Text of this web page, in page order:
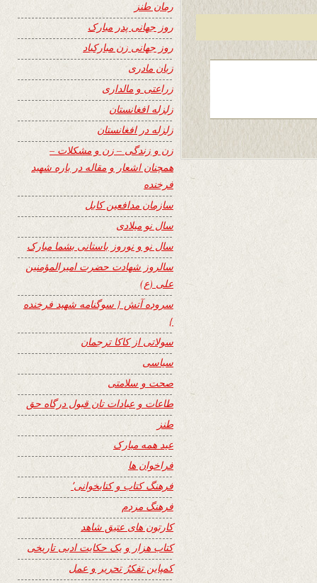
رمان طنز
روز جهانی پدر مبارک
روز جهانی زن مبارکباد
زبان مادری
زراعتی و مالداری
زلزله افغانستان
زلزله در افغانستان
زن و زندگی – زن و مشکلات –
همچنان اشعار و مقاله در باره شهید
فرخنده
سازمان مدافعین کابل
سال نو میلادی
سال نو و نوروز باستانی بشما مبارک
سالروز شهادت حضرت امیرالمؤمنین
علی (ع)
سروده آتش { سوگنامه شهید فرخنده
}
سولاتی از کاکا ترجمان
سیاسی
صحت و سلامتی
طاعات و عبادات تان قبول درگاه حق
طنز
عید همه مبارک
فراخوان ها
فرهنگ کتاب و کتابخوانی٬
فرهنگ مردم
کارتون های عتیق شاهد
کتاب هزار و یک حکایت ادبی تاریخی
کمپاین تفکرُ تحریر و عمل